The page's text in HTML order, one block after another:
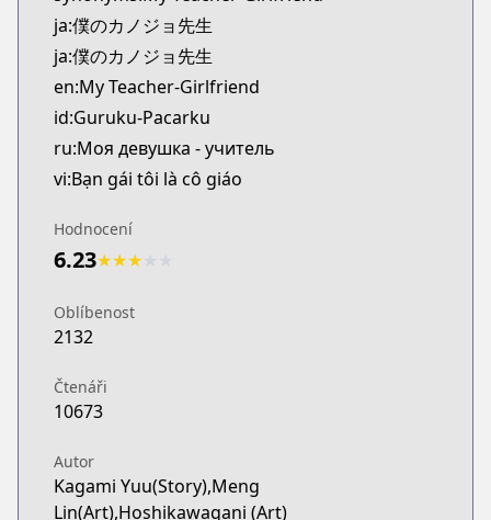
Kitsu
https://kitsu.app/manga/54424
MangaUpdates
MangaUpdates
https://www.mangaupdates.com/
novelUpdates
novelUpdates
Book☆Walker
Book☆Walker
ComicWalker
ComicWalker
Nico Nico Seiga
Nico Nico Seiga
ja:僕のカノジョ先生
ja:僕のカノジョ先生
en:My Teacher-Girlfriend
id:Guruku-Pacarku
ru:Моя девушка - учитель
vi:Bạn gái tôi là cô giáo
Hodnocení
6.23★★★
Oblíbenost
2132
Čtenáři
10673
Autor
Kagami Yuu(Story),Meng
Lin(Art),Hoshikawagani (Art)